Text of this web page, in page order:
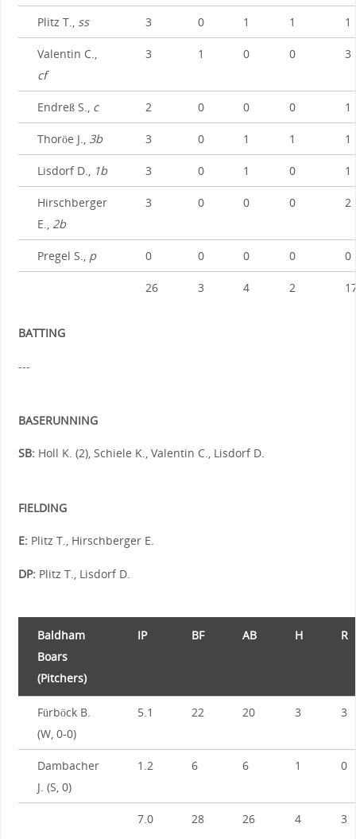
Plitz T., ss 3 0 1 1 1
Valentin C.,
cf
3 1 0 0 3
Endreß S., c 2 0 0 0 1
Thoröe J., 3b 3 0 1 1 1
Lisdorf D., 1b 3 0 1 0 1
Hirschberger
E., 2b
3 0 0 0 2
Pregel S., p 0 0 0 0 0
26 3 4 2
BATTING
---
BASERUNNING
SB:Holl K. (2), Schiele K., Valentin C., Lisdorf D.
FIELDING
E:Plitz T., Hirschberger E.
DP:Plitz T., Lisdorf D.
Baldham
Boars
(Pitchers)
IP BF AB H R
Fürböck B.
(W, 0-0)
5.1 22 20 3 3
Dambacher
J. (S, 0)
1.2 6 6 1 0
7.0 28 26 4 3